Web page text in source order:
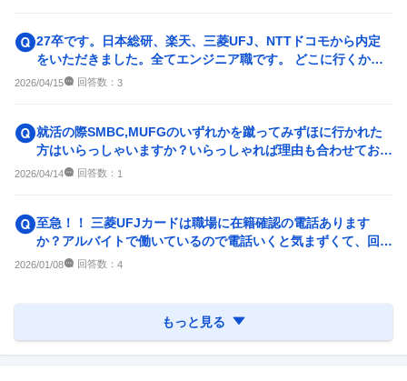
27卒です。日本総研、楽天、三菱UFJ、NTTドコモから内定
をいただきました。全てエンジニア職です。 どこに行くかす
ごく悩んでいます。 皆
2026/04/15 回答数： 3
就活の際SMBC,MUFGのいずれかを蹴ってみずほに行かれた
方はいらっしゃいますか？いらっしゃれば理由も合わせてお伺
いしたいです。
2026/04/14 回答数： 1
至急！！ 三菱UFJカードは職場に在籍確認の電話あります
か？アルバイトで働いているので電話いくと気まずくて、回答
お願い致します。
2026/01/08 回答数： 4
もっと見る